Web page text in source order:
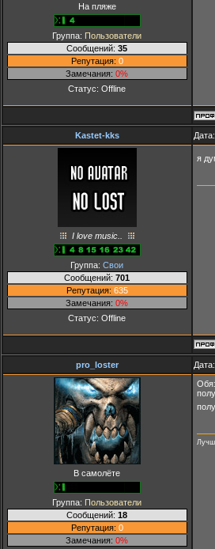
На пляже
Группа: Пользователи
Сообщений: 35
Репутация: 0
Замечания: 0%
Статус: Offline
Kastet-kks
I love music..
Группа: Свои
Сообщений: 701
Репутация: 635
Замечания: 0%
Статус: Offline
я
pro_loster
В самолёте
Группа: Пользователи
Сообщений: 18
Репутация: 0
Замечания: 0%